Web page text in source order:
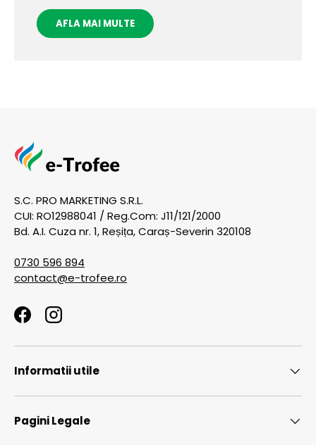
AFLA MAI MULTE
S.C. PRO MARKETING S.R.L.
CUI: RO12988041 / Reg.Com: J11/121/2000
Bd. A.I. Cuza nr. 1, Reșița, Caraș-Severin 320108
0730 596 894
contact@e-trofee.ro
FacebookInstagram
Informatii utile
Pagini Legale